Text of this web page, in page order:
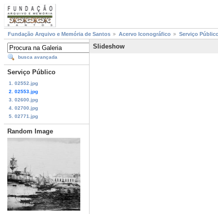
Fundação Arquivo e Memória de Santos Acervo Iconográfico Serviço
busca avançada
Serviço Público
1. 02552.jpg
2. 02553.jpg
3. 02600.jpg
4. 02700.jpg
5. 02771.jpg
Random Image
Slideshow